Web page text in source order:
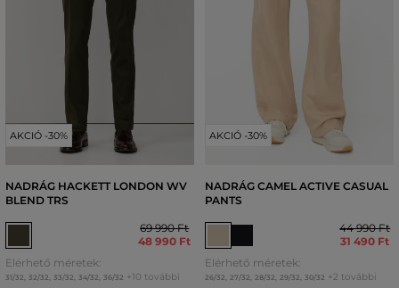
AKCIÓ -30%
NADRÁG HACKETT LONDON WV
BLEND TRS
69 990 Ft
48 990 Ft
Elérhető méretek:
31/32 32/32 33/32 34/32 36/32 +10 további
AKCIÓ -30%
NADRÁG CAMEL ACTIVE CASUAL
PANTS
44 990 Ft
31 490 Ft
Elérhető méretek:
26/32 27/32 28/32 29/32 30/32 +2 további